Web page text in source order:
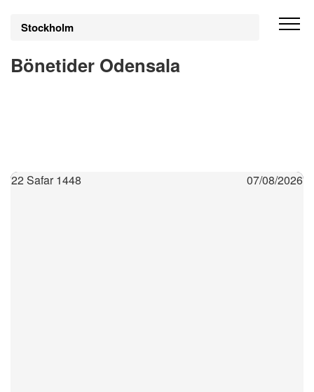
Stockholm
Bönetider Odensala
22 Safar 1448 07/08/2026